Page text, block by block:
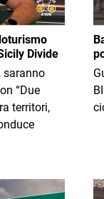
Divide
saranno
“Due
territori,